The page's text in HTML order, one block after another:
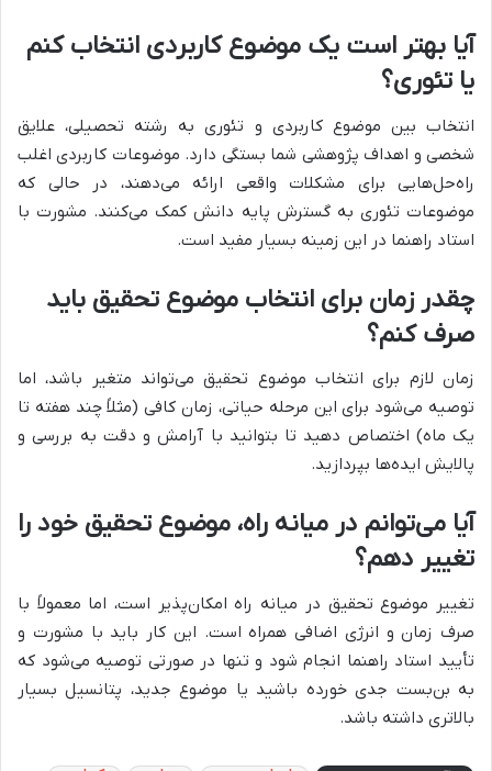
آیا بهتر است یک موضوع کاربردی انتخاب کنم
یا تئوری؟
انتخاب بین موضوع کاربردی و تئوری به رشته تحصیلی، علایق
شخصی و اهداف پژوهشی شما بستگی دارد. موضوعات کاربردی اغلب
راه‌حل‌هایی برای مشکلات واقعی ارائه می‌دهند، در حالی که
موضوعات تئوری به گسترش پایه دانش کمک می‌کنند. مشورت با
استاد راهنما در این زمینه بسیار مفید است.
چقدر زمان برای انتخاب موضوع تحقیق باید
صرف کنم؟
زمان لازم برای انتخاب موضوع تحقیق می‌تواند متغیر باشد، اما
توصیه می‌شود برای این مرحله حیاتی، زمان کافی (مثلاً چند هفته تا
یک ماه) اختصاص دهید تا بتوانید با آرامش و دقت به بررسی و
پالایش ایده‌ها بپردازید.
آیا می‌توانم در میانه راه، موضوع تحقیق خود را
تغییر دهم؟
تغییر موضوع تحقیق در میانه راه امکان‌پذیر است، اما معمولاً با
صرف زمان و انرژی اضافی همراه است. این کار باید با مشورت و
تأیید استاد راهنما انجام شود و تنها در صورتی توصیه می‌شود که
به بن‌بست جدی خورده باشید یا موضوع جدید، پتانسیل بسیار
بالاتری داشته باشد.